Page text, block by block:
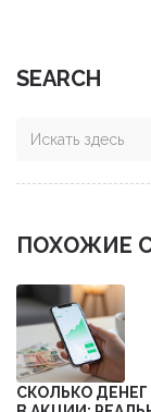
SEARCH
ПОХОЖИЕ
СКОЛЬКО